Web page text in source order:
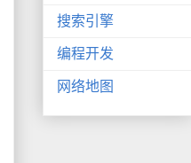
搜索引擎
编程开发
网络地图